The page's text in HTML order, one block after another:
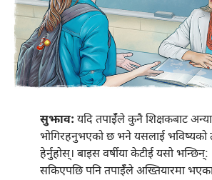
सुझाव: यदि तपाईँले कुनै शिक्षकबाट
भोगिरहनुभएको छ भने यसलाई भविष्यको
हेर्नुहोस्‌। बाइस वर्षीया केटीई यसो
सकिएपछि पनि तपाईँले अख्तियारमा भएका